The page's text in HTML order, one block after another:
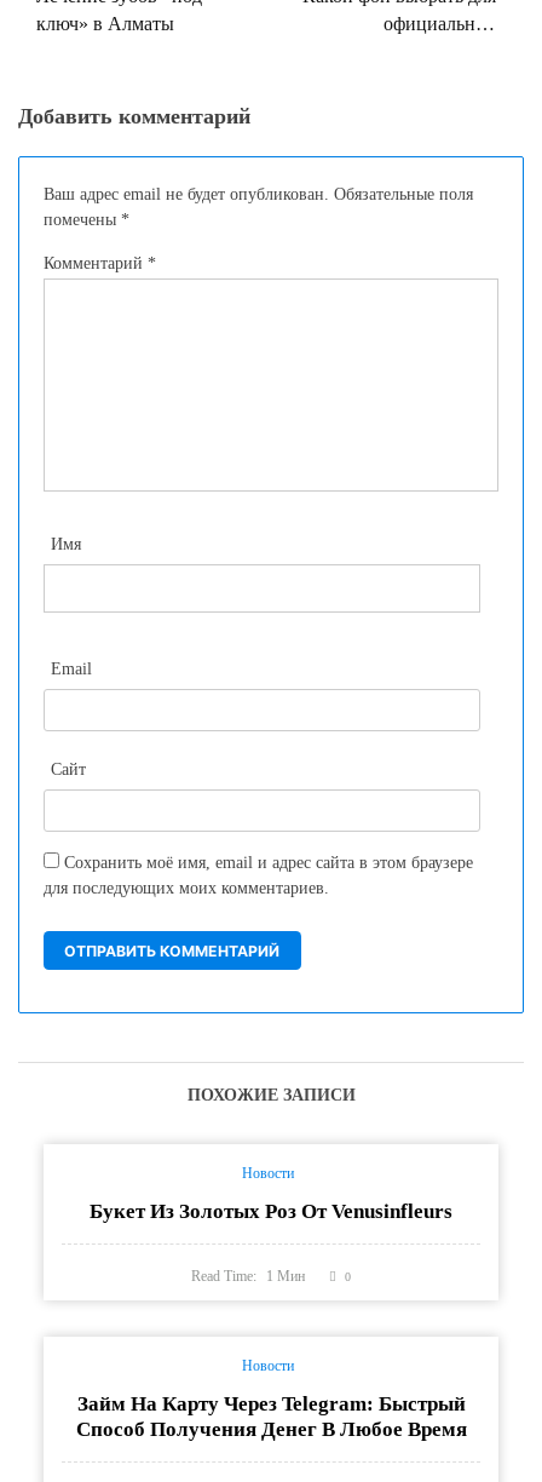
ключ» в Алматы
официальной
Добавить комментарий
Ваш адрес email не будет опубликован. Обязательные поля
помечены *
Комментарий *
Имя
Email
Сайт
Сохранить моё имя, email и адрес сайта в этом браузере
для последующих моих комментариев.
ПОХОЖИЕ ЗАПИСИ
Новости
Букет Из Золотых Роз От Venusinfleurs
Read Time: 1Мин 0
Новости
Займ На Карту Через Telegram: Быстрый
Способ Получения Денег В Любое Время